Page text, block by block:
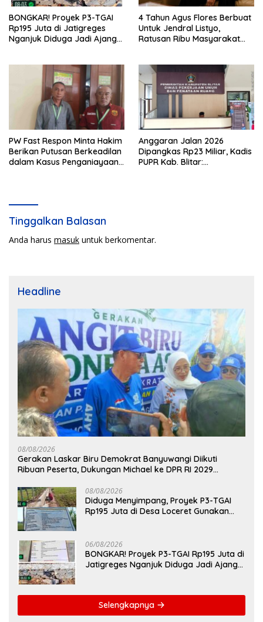
BONGKAR! Proyek P3-TGAI
Rp195 Juta di Jatigreges
Nganjuk Diduga Jadi Ajang
4 Tahun Agus Flores Berbuat
Untuk Jendral Listyo,
Ratusan Ribu Masyarakat
PW Fast Respon Minta Hakim
Berikan Putusan Berkeadilan
dalam Kasus Penganiayaan
Anggaran Jalan 2026
Dipangkas Rp23 Miliar, Kadis
PUPR Kab. Blitar:
Tinggalkan Balasan
Anda harus masuk untuk berkomentar.
Headline
08/08/2026
Gerakan Laskar Biru Demokrat Banyuwangi Diikuti
Ribuan Peserta, Dukungan Michael ke DPR RI 2029
08/08/2026
Diduga Menyimpang, Proyek P3-TGAI
Rp195 Juta di Desa Loceret Gunakan
06/08/2026
BONGKAR! Proyek P3-TGAI Rp195 Juta di
Jatigreges Nganjuk Diduga Jadi Ajang
Selengkapnya